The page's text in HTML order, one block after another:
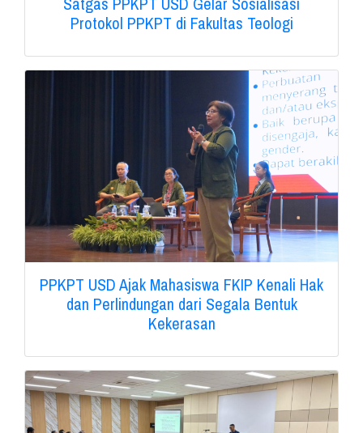
Protokol PPKPT di Fakultas Teologi
PPKPT USD Ajak Mahasiswa FKIP Kenali Hak
dan Perlindungan dari Segala Bentuk
Kekerasan